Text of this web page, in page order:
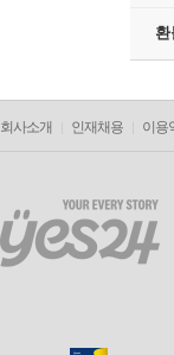
회사소개 인재채용 이용